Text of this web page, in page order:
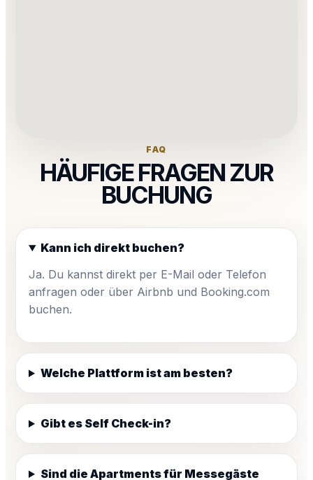
FAQ
HÄUFIGE FRAGEN ZUR
BUCHUNG
Kann ich direkt buchen?
Ja. Du kannst direkt per E-Mail oder Telefon
anfragen oder über Airbnb und Booking.com
buchen.
Welche Plattform ist am besten?
Gibt es Self Check-in?
Sind die Apartments für Messegäste